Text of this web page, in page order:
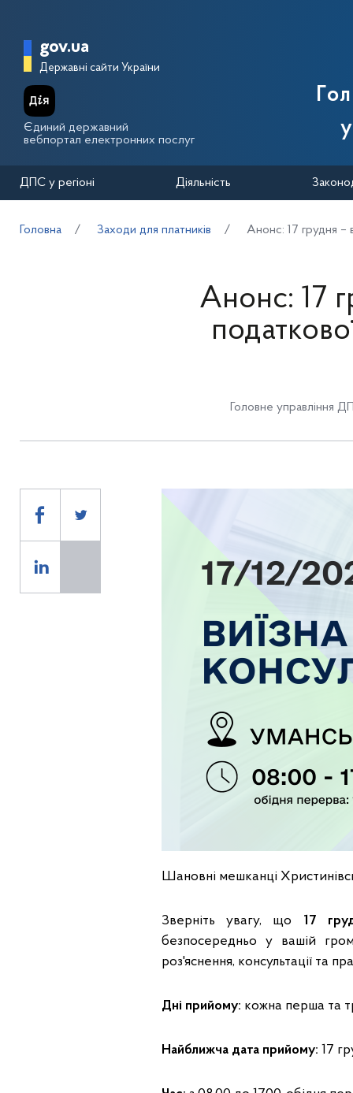
Головна сторінка Державної
gov.ua
Державні сайти України
Єдиний державний
вебпортал електронних послуг
ДПС у регіоні Діяльність
Головна Заходи для платників Анонс: 17 грудня –
Анонс: 17
Головне управління
Шановні мешканці
Зверніть увагу, що 17
безпосередньо у вашій
роз'яснення, консультації та
Дні прийому: кожна перша та
Найближча дата прийому: 17